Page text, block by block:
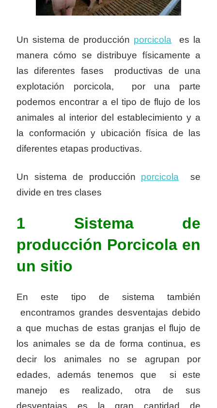
Un sistema de producción porcicola es la
manera cómo se distribuye físicamente a
las diferentes fases productivas de una
explotación porcicola,
por una parte
podemos encontrar a el tipo de flujo de los
animales al interior del establecimiento y a
la conformación y ubicación física de las
diferentes etapas productivas.
Un sistema de producción porcicola se
divide en tres clases
1 Sistema de
producción Porcicola en
un sitio
En este tipo de sistema también
encontramos grandes desventajas debido
a que muchas de estas granjas el flujo de
los animales se da de forma continua, es
decir los animales no se agrupan por
edades, además tenemos que si este
manejo es realizado, otra de sus
desventajas es la gran cantidad de